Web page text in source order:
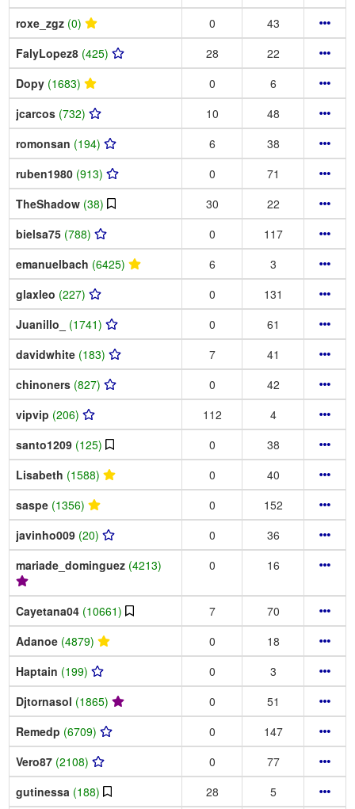
roxe_zgz (0) 0
43
FalyLopez8 (425) 28
22
Dopy (1683) 0
6
jcarcos (732) 10
48
romonsan (194) 6
38
ruben1980 (913) 0
71
TheShadow (38) 30
22
bielsa75 (788) 0
117
emanuelbach (6425) 6
3
glaxleo (227) 0
131
Juanillo_ (1741) 0
61
davidwhite (183) 7
41
chinoners (827) 0
42
vipvip (206) 112
4
santo1209 (125) 0
38
Lisabeth (1588) 0
40
saspe (1356) 0
152
javinho009 (20) 0
36
mariade_dominguez (4213) 0 16
Cayetana04 (10661) 7
70
Adanoe (4879) 0
18
Haptain (199) 0
3
Djtornasol (1865) 0
51
Remedp (6709) 0
147
Vero87 (2108) 0
77
gutinessa (188) 28
5